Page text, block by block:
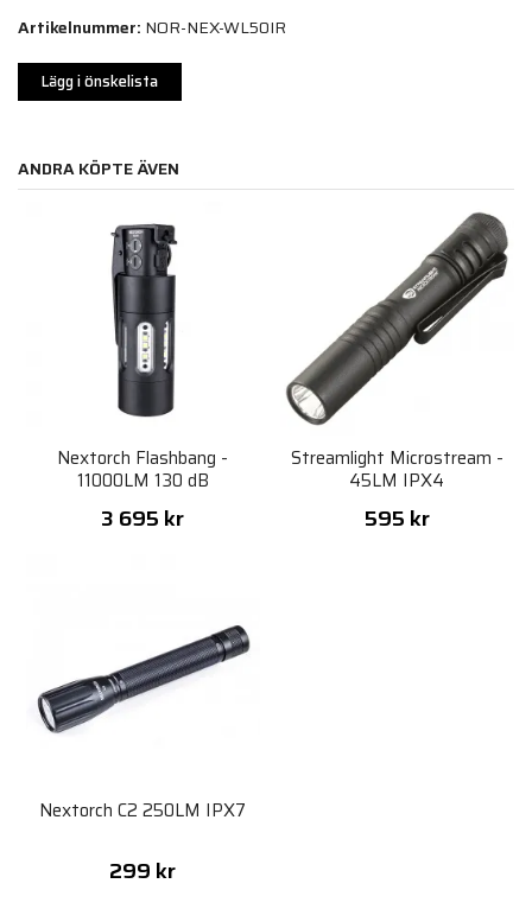
Artikelnummer: NOR-NEX-WL50IR
Lägg i önskelista
ANDRA KÖPTE ÄVEN
Nextorch Flashbang -
11000LM 130 dB
3 695 kr
Streamlight Microstream -
45LM IPX4
595 kr
Nextorch C2 250LM IPX7
299 kr